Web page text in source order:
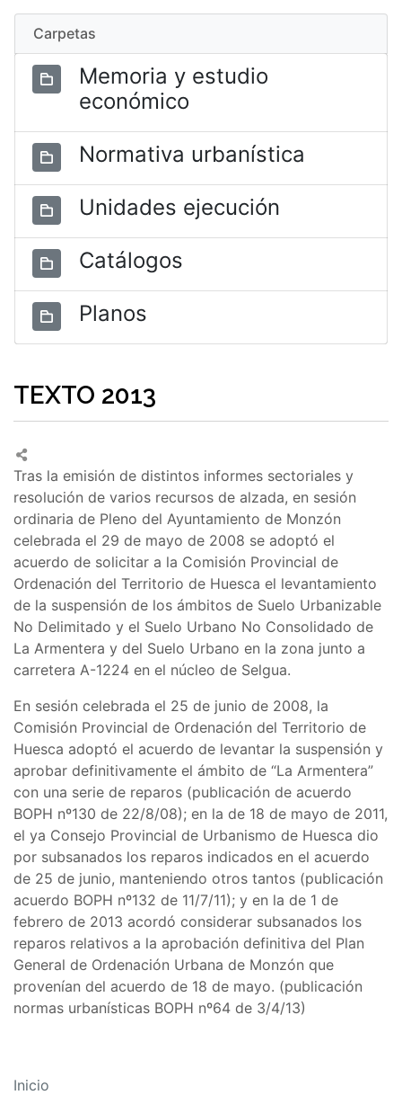
Carpetas
Memoria y estudio
económico
Normativa urbanística
Unidades ejecución
Catálogos
Planos
TEXTO 2013
Tras la emisión de distintos informes sectoriales y
resolución de varios recursos de alzada, en sesión
ordinaria de Pleno del Ayuntamiento de Monzón
celebrada el 29 de mayo de 2008 se adoptó el
acuerdo de solicitar a la Comisión Provincial de
Ordenación del Territorio de Huesca el levantamiento
de la suspensión de los ámbitos de Suelo Urbanizable
No Delimitado y el Suelo Urbano No Consolidado de
La Armentera y del Suelo Urbano en la zona junto a
carretera A-1224 en el núcleo de Selgua.
En sesión celebrada el 25 de junio de 2008, la
Comisión Provincial de Ordenación del Territorio de
Huesca adoptó el acuerdo de levantar la suspensión y
aprobar definitivamente el ámbito de “La Armentera”
con una serie de reparos (publicación de acuerdo
BOPH nº130 de 22/8/08); en la de 18 de mayo de 2011,
el ya Consejo Provincial de Urbanismo de Huesca dio
por subsanados los reparos indicados en el acuerdo
de 25 de junio, manteniendo otros tantos (publicación
acuerdo BOPH nº132 de 11/7/11); y en la de 1 de
febrero de 2013 acordó considerar subsanados los
reparos relativos a la aprobación definitiva del Plan
General de Ordenación Urbana de Monzón que
provenían del acuerdo de 18 de mayo. (publicación
normas urbanísticas BOPH nº64 de 3/4/13)
Inicio